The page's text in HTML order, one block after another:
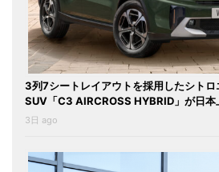
3列7シートレイアウトを採用したシトロ
SUV「C3 AIRCROSS HYBRID」が日本
3日 ago